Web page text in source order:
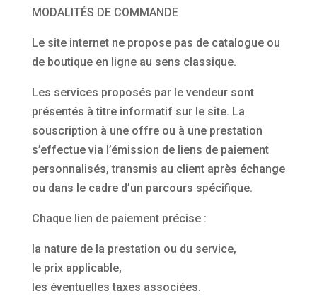
MODALITÉS DE COMMANDE
Le site internet ne propose pas de catalogue ou
de boutique en ligne au sens classique.
Les services proposés par le vendeur sont
présentés à titre informatif sur le site. La
souscription à une offre ou à une prestation
s’effectue via l’émission de liens de paiement
personnalisés, transmis au client après échange
ou dans le cadre d’un parcours spécifique.
Chaque lien de paiement précise :
la nature de la prestation ou du service,
le prix applicable,
les éventuelles taxes associées.